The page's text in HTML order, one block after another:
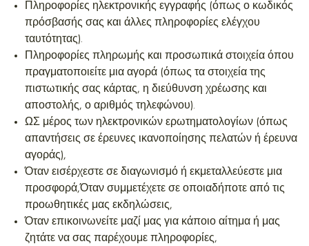
Πληροφορίες ηλεκτρονικής εγγραφής (όπως ο κωδικός
πρόσβασής σας και άλλες πληροφορίες ελέγχου
ταυτότητας).
Πληροφορίες πληρωμής και προσωπικά στοιχεία όπου
πραγματοποιείτε μια αγορά (όπως τα στοιχεία της
πιστωτικής σας κάρτας, η διεύθυνση χρέωσης και
αποστολής, ο αριθμός τηλεφώνου).
ΩΣ μέρος των ηλεκτρονικών ερωτηματολογίων (όπως
απαντήσεις σε έρευνες ικανοποίησης πελατών ή έρευνα
αγοράς),
Όταν εισέρχεστε σε διαγωνισμό ή εκμεταλλεύεστε μια
προσφορά,Όταν συμμετέχετε σε οποιαδήποτε από τις
προωθητικές μας εκδηλώσεις,
Όταν επικοινωνείτε μαζί μας για κάποιο αίτημα ή μας
ζητάτε να σας παρέχουμε πληροφορίες,